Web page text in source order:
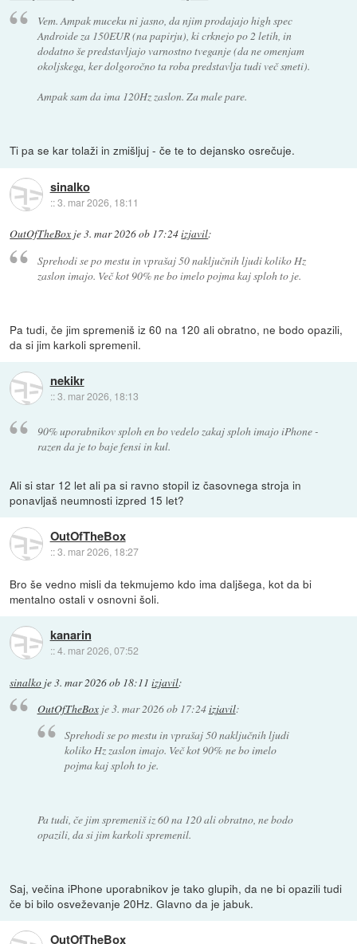
Vem. Ampak muceku ni jasno, da njim prodajajo high spec
Androide za 150EUR (na papirju), ki crknejo po 2 letih, in
dodatno še predstavljajo varnostno tveganje (da ne omenjam
okoljskega, ker dolgoročno ta roba predstavlja tudi več smeti).
Ampak sam da ima 120Hz zaslon. Za male pare.
Ti pa se kar tolaži in zmišljuj - če te to dejansko osrečuje.
sinalko
::3. mar 2026, 18:11
OutOfTheBox je3. mar 2026 ob 17:24izjavil:
Sprehodi se po mestu in vprašaj 50 naključnih ljudi koliko Hz
zaslon imajo. Več kot 90% ne bo imelo pojma kaj sploh to je.
Pa tudi, če jim spremeniš iz 60 na 120 ali obratno, ne bodo opazili,
da si jim karkoli spremenil.
nekikr
::3. mar 2026, 18:13
90% uporabnikov sploh en bo vedelo zakaj sploh imajo iPhone -
razen da je to baje fensi in kul.
Ali si star 12 let ali pa si ravno stopil iz časovnega stroja in
ponavljaš neumnosti izpred 15 let?
OutOfTheBox
::3. mar 2026, 18:27
Bro še vedno misli da tekmujemo kdo ima daljšega, kot da bi
mentalno ostali v osnovni šoli.
kanarin
::4. mar 2026, 07:52
sinalko je3. mar 2026 ob 18:11 izjavil:
OutOfTheBoxje3. mar 2026 ob 17:24izjavil:
Sprehodi se po mestu in vprašaj 50 naključnih ljudi
koliko Hz zaslon imajo. Več kot 90% ne bo imelo
pojma kaj sploh to je.
Pa tudi, če jim spremeniš iz 60 na 120 ali obratno, ne bodo
opazili, da si jim karkoli spremenil.
Saj, večina iPhone uporabnikov je tako glupih, da ne bi opazili tudi
če bi bilo osveževanje 20Hz. Glavno da je jabuk.
OutOfTheBox